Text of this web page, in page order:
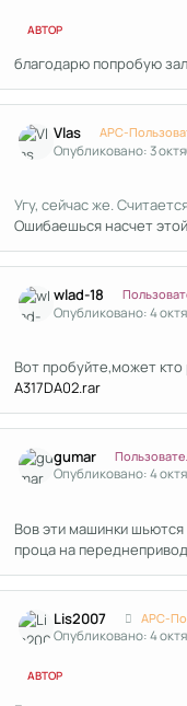
АВТОР
благодарю попробую
Vlas APC-
Опубликовано:3
Угу, сейчас же.
Ошибаешься насчет
wlad-18
Опубликовано:4
Вот пробуйте,может кто
A317DA02.rar
gumar
Опубликовано:4
Вов эти машинки
проца на
Lis2007 APC-
Опубликовано:4
АВТОР